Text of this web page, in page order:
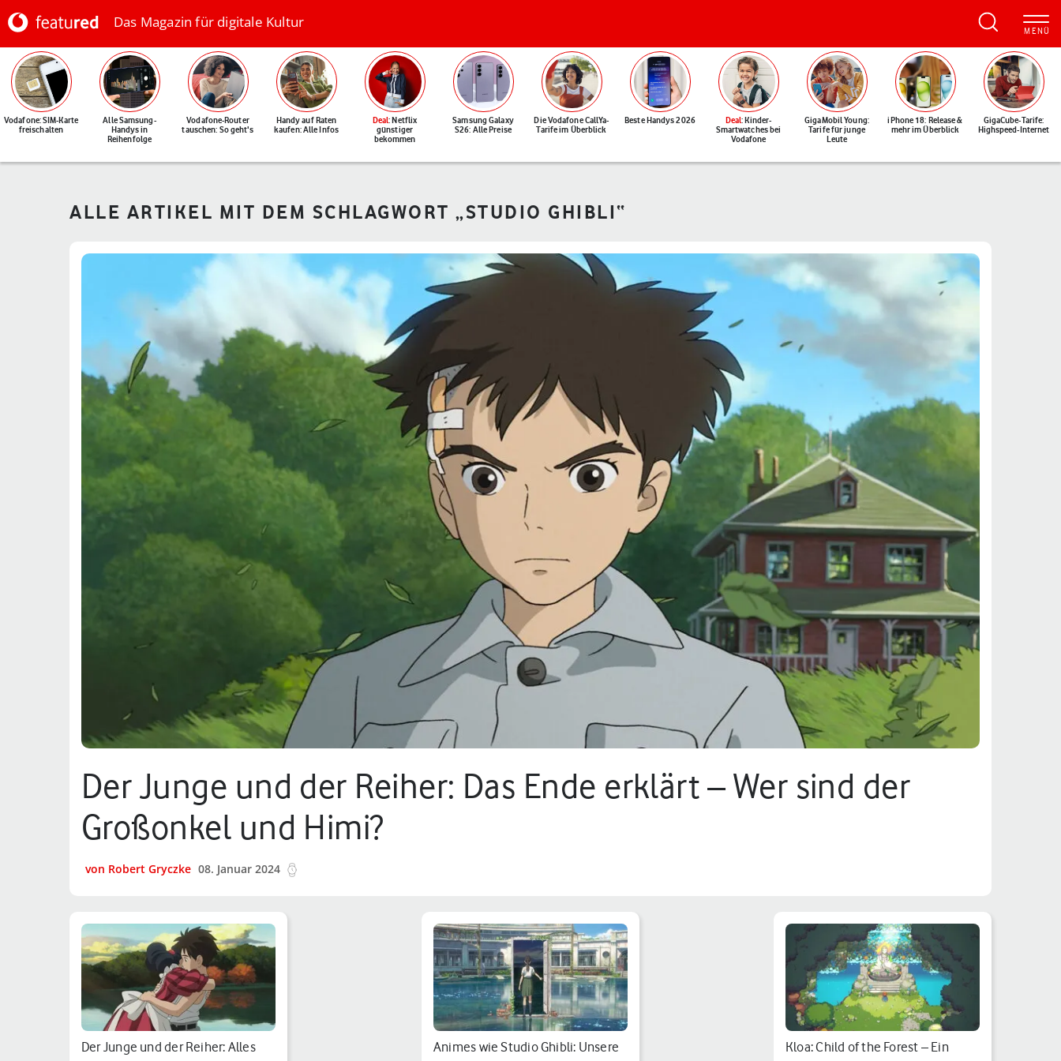
Das Magazin für digitale Kultur
Vodafone: SIM-Karte
freischalten
Alle Samsung-
Handys in
Reihenfolge
Vodafone-Router
tauschen: So geht's
Handy auf Raten
kaufen: Alle Infos
Deal: Netflix
günstiger
bekommen
Samsung Galaxy
S26: Alle Preise
Die Vodafone CallYa-
Tarife im Überblick
Beste Handys 2026 Deal: Kinder-
Smartwatches bei
Vodafone
GigaMobil Young:
Tarife für junge
Leute
iPhone 18: Release &
mehr im Überblick
GigaCube-Tarife:
Highspeed-Internet
ALLE ARTIKEL MIT DEM SCHLAGWORT „STUDIO GHIBLI“
Der Junge und der Reiher: Das Ende erklärt – Wer sind der
Großonkel und Himi?
von Robert Gryczke 08. Januar 2024
Der Junge und der Reiher: Alles
Animes wie Studio Ghibli: Unsere
Kloa: Child of the Forest – Ein